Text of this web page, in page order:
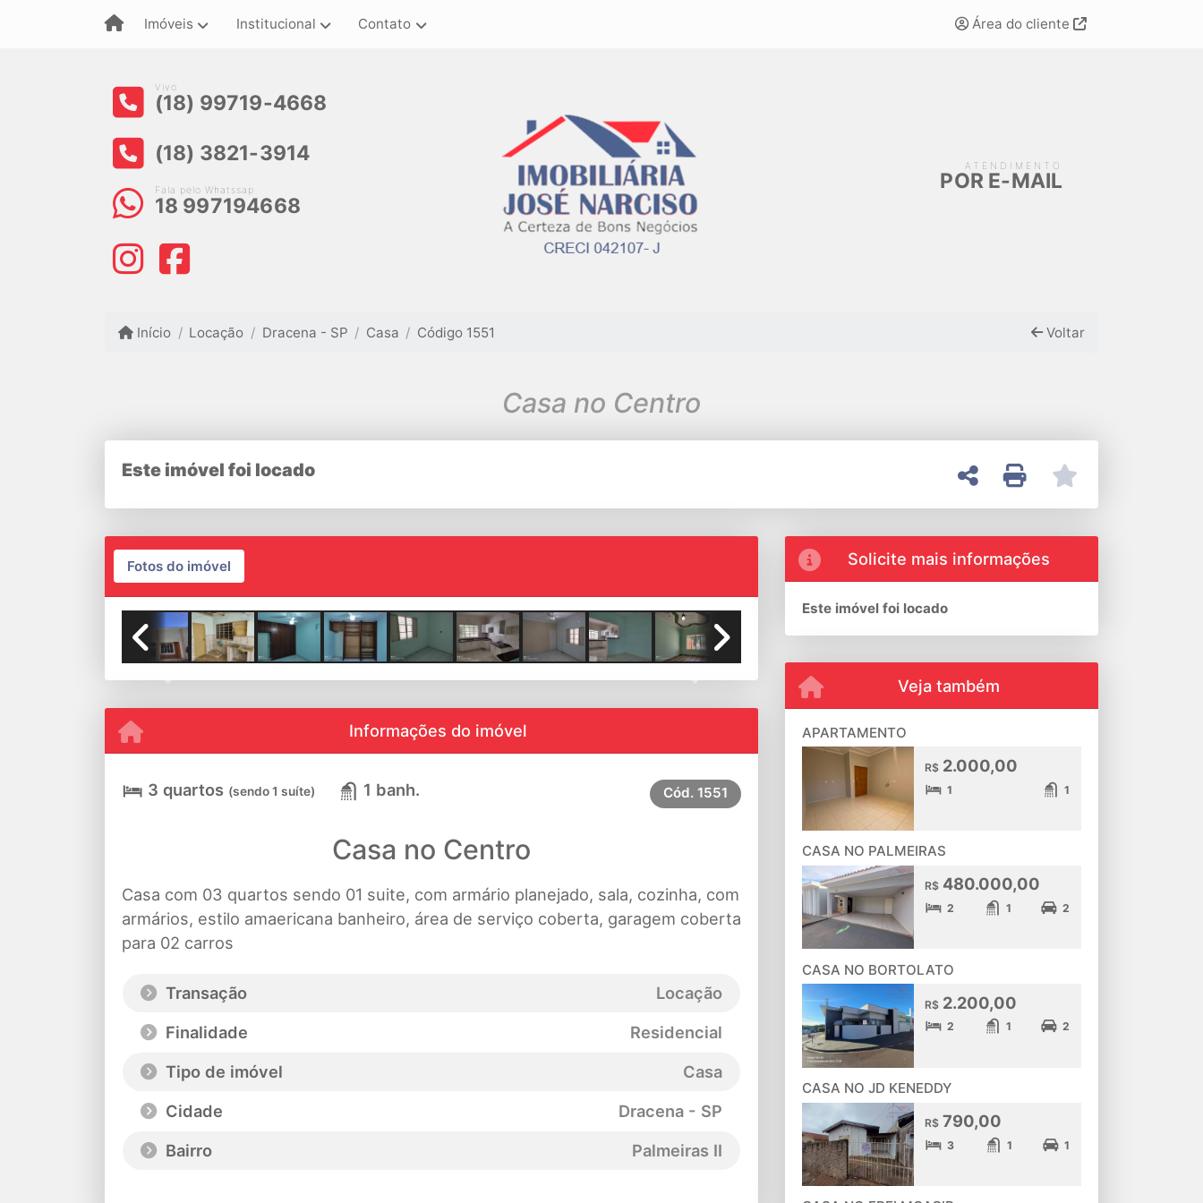
Imóveis Institucional Contato Área do cliente
Vivo
(18) 99719-4668
(18) 3821-3914
Fala pelo Whatssap
18 997194668
ATENDIMENTO
POR E-MAIL
Início Locação Dracena - SP Casa Código 1551 Voltar
Casa no Centro
Este imóvel foi locado
Fotos do imóvel
Informações do imóvel
3 quartos (sendo 1 suíte) 1 banh. Cód. 1551
Casa no Centro
Casa com 03 quartos sendo 01 suite, com armário planejado, sala, cozinha, com
armários, estilo amaericana banheiro, área de serviço coberta, garagem coberta
para 02 carros
Transação
Locação
Finalidade
Residencial
Tipo de imóvel
Casa
Cidade
Dracena - SP
Bairro
Palmeiras II
Solicite mais informações
Este imóvel foi locado
Veja também
APARTAMENTO
R$2.000,00
1 1
CASA NO PALMEIRAS
R$480.000,00
2 1 2
CASA NO BORTOLATO
R$2.200,00
2 1 2
CASA NO JD KENEDDY
R$790,00
3 1 1